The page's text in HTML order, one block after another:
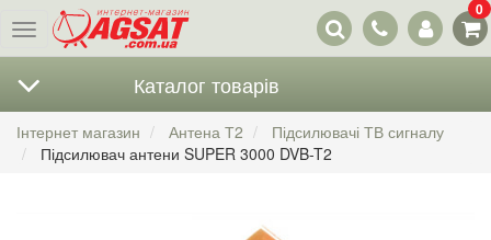
Меню
Наші
контакти
0
Каталог товарів
Інтернет магазин Антена Т2
Підсилювачі ТВ сигналу
Підсилювач антени SUPER 3000 DVB-T2